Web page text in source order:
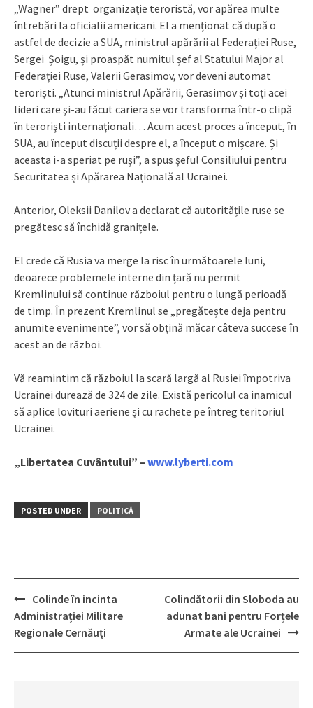
„Wagner” drept organizație teroristă, vor apărea multe
întrebări la oficialii americani. El a menționat că după o
astfel de decizie a SUA, ministrul apărării al Federației Ruse,
Sergei Șoigu, și proaspăt numitul șef al Statului Major al
Federației Ruse, Valerii Gerasimov, vor deveni automat
teroriști. „Atunci ministrul Apărării, Gerasimov și toţi acei
lideri care şi-au făcut cariera se vor transforma într-o clipă
în terorişti internaţionali… Acum acest proces a început, în
SUA, au început discuții despre el, a început o mișcare. Și
aceasta i-a speriat pe ruși”, a spus șeful Consiliului pentru
Securitatea și Apărarea Națională al Ucrainei.
Anterior, Oleksii Danilov a declarat că autoritățile ruse se
pregătesc să închidă granițele.
El crede că Rusia va merge la risc în următoarele luni,
deoarece problemele interne din țară nu permit
Kremlinului să continue războiul pentru o lungă perioadă
de timp. În prezent Kremlinul se „pregătește deja pentru
anumite evenimente”, vor să obțină măcar câteva succese în
acest an de război.
Vă reamintim că războiul la scară largă al Rusiei împotriva
Ucrainei durează de 324 de zile. Există pericolul ca inamicul
să aplice lovituri aeriene și cu rachete pe întreg teritoriul
Ucrainei.
„Libertatea Cuvântului” – www.lyberti.com
POSTED UNDER POLITICĂ
Post
navigation
Colinde în incinta
Administrației Militare
Regionale Cernăuți
Colindătorii din Sloboda au
adunat bani pentru Forțele
Armate ale Ucrainei